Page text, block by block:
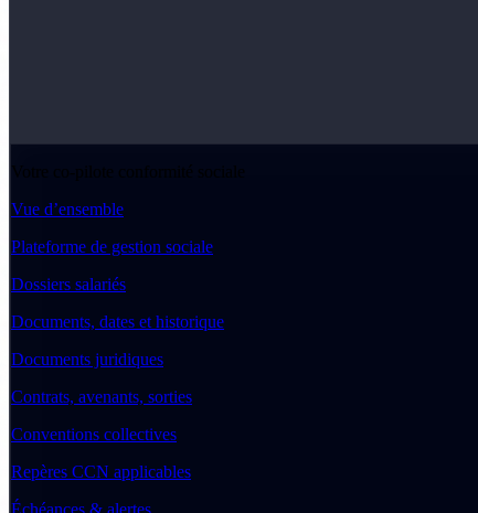
Votre co-pilote conformité sociale
Vue d’ensemble
Plateforme de gestion sociale
Dossiers salariés
Documents, dates et historique
Documents juridiques
Contrats, avenants, sorties
Conventions collectives
Repères CCN applicables
Échéances & alertes